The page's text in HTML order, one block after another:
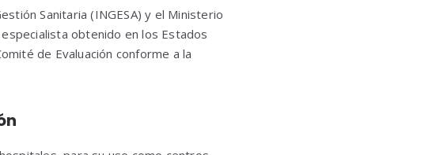
Sanitaria (INGESA) y el Ministerio
obtenido en los Estados
de Evaluación conforme a la